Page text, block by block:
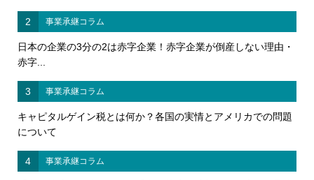
2 事業承継コラム
日本の企業の3分の2は赤字企業！赤字企業が倒産しない理由・
赤字...
3 事業承継コラム
キャピタルゲイン税とは何か？各国の実情とアメリカでの問題
について
4 事業承継コラム